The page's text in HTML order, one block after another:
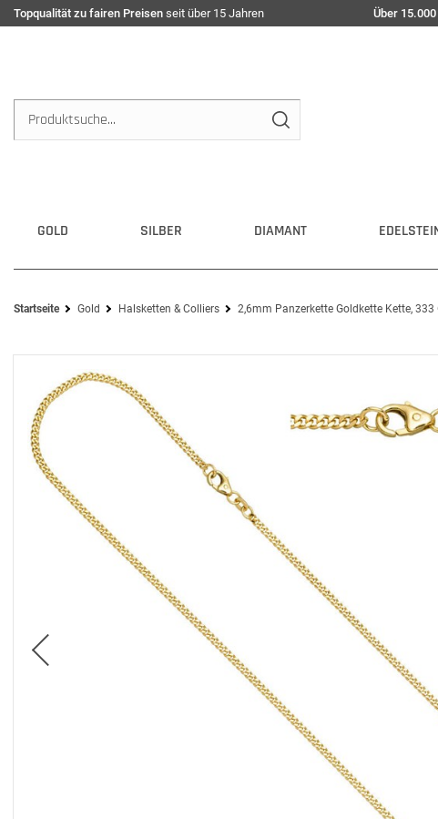
Topqualität zu fairen Preisen seit über 15 Jahren Über
GOLD SILBER DIAMANT
Startseite Gold Halsketten & Colliers 2,6mm Panzerkette Goldkette Kette, 333